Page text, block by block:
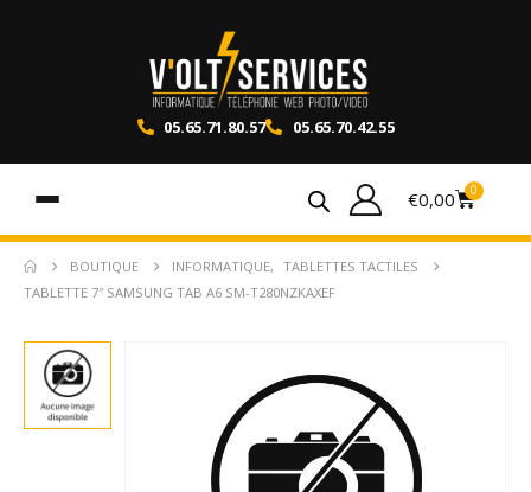
05.65.71.80.57 05.65.70.42.55
€0,00 0
BOUTIQUE INFORMATIQUE,
TABLETTES TACTILES
TABLETTE 7″ SAMSUNG TAB A6 SM-T280NZKAXEF